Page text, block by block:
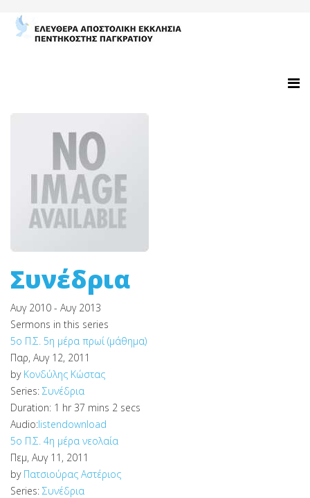
Συνέδρια
Αυγ 2010 - Αυγ 2013
Sermons in this series
5o Π.Σ. 5η μέρα πρωί (μάθημα)
Παρ, Αυγ 12, 2011
by Κονδύλης Κώστας
Series: Συνέδρια
Duration: 1 hr 37 mins 2 secs
Audio:listendownload
5o Π.Σ. 4η μέρα νεολαία
Πεμ, Αυγ 11, 2011
by Πατσιούρας Αστέριος
Series: Συνέδρια